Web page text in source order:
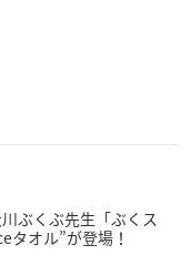
ぶくぶ先生「ぶくス
タオル”が登場！